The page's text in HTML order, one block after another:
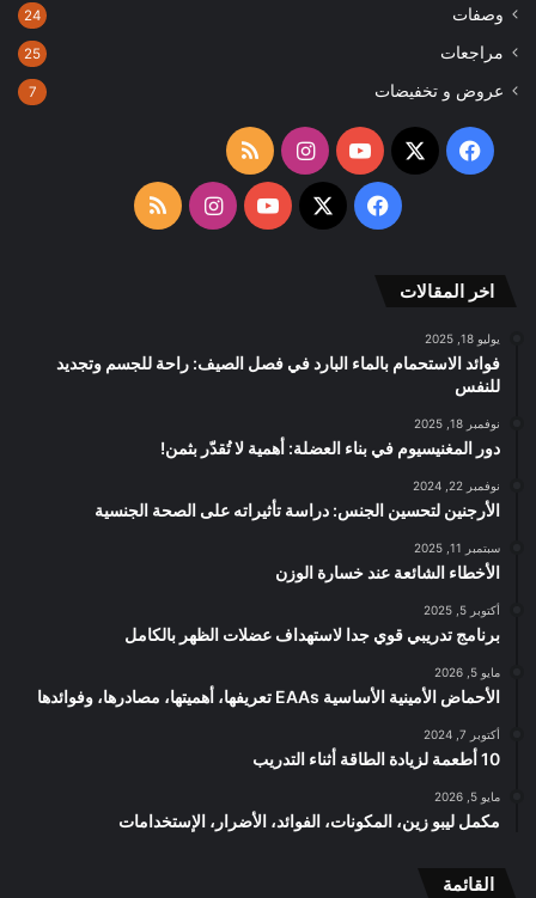
وصفات 24
مراجعات 25
عروض و تخفيضات 7
فيسبوك
‫X
‫YouTubeانستقرامملخص
الموقع
فيسبوك
‫X
‫YouTubeانستقرامملخص
اخر المقالات
يوليو 18, 2025
فوائد الاستحمام بالماء البارد في فصل الصيف: راحة للجسم وتجديد
للنفس
نوفمبر 18, 2025
دور المغنيسيوم في بناء العضلة: أهمية لا تُقدّر بثمن!
نوفمبر 22, 2024
الأرجنين لتحسين الجنس: دراسة تأثيراته على الصحة الجنسية
سبتمبر 11, 2025
الأخطاء الشائعة عند خسارة الوزن
أكتوبر 5, 2025
برنامج تدريبي قوي جدا لاستهداف عضلات الظهر بالكامل
مايو 5, 2026
الأحماض الأمينية الأساسية EAAs تعريفها، أهميتها، مصادرها، وفوائدها
أكتوبر 7, 2024
10 أطعمة لزيادة الطاقة أثناء التدريب
مايو 5, 2026
مكمل ليبو زين، المكونات، الفوائد، الأضرار، الإستخدامات
القائمة